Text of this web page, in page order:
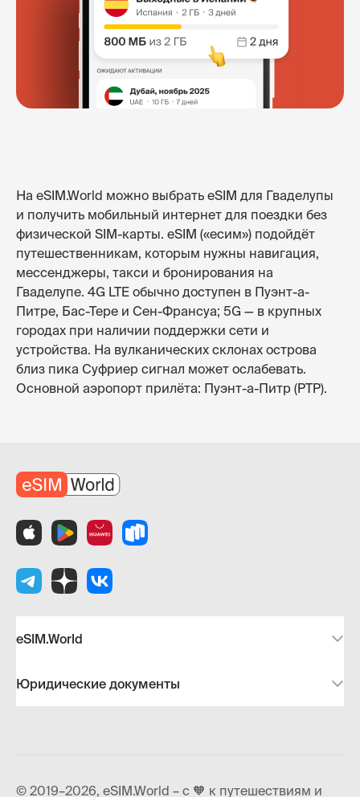
На eSIM.World можно выбрать eSIM для Гваделупы
и получить мобильный интернет для поездки без
физической SIM-карты. eSIM («есим») подойдёт
путешественникам, которым нужны навигация,
мессенджеры, такси и бронирования на
Гваделупе. 4G LTE обычно доступен в Пуэнт-а-
Питре, Бас-Тере и Сен-Франсуа; 5G — в крупных
городах при наличии поддержки сети и
устройства. На вулканических склонах острова
близ пика Суфриер сигнал может ослабевать.
Основной аэропорт прилёта: Пуэнт-а-Питр (PTP).
eSIM.World
Юридические документы
© 2019–2026, eSIM.World – с 🧡 к путешествиям и